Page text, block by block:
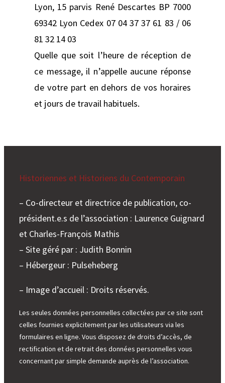
Lyon, 15 parvis René Descartes BP 7000
69342 Lyon Cedex 07 04 37 37 61 83 / 06
81 32 14 03
Quelle que soit l’heure de réception de
ce message, il n’appelle aucune réponse
de votre part en dehors de vos horaires
et jours de travail habituels.
Historiennes et Historiens du Contemporain
– Co-directeur et directrice de publication, co-
président.e.s de l’association : Laurence Guignard
et Charles-François Mathis
– Site géré par : Judith Bonnin
– Hébergeur : Pulseheberg
– Image d’accueil : Droits réservés.
Les seules données personnelles collectées par ce site sont
celles fournies explicitement par les utilisateurs via les
formulaires en ligne. Vous disposez de droits d’accès, de
rectification et de retrait des données personnelles vous
concernant par simple demande auprès de l’association.